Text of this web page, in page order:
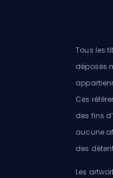
Tous les
déposés
Ces
des fins
aucune
des
Les